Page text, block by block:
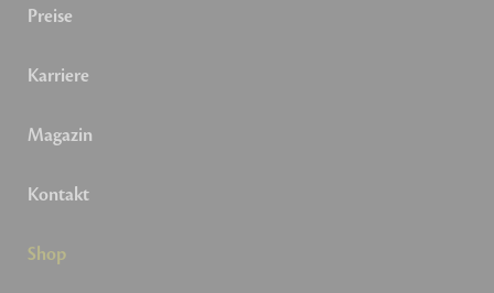
Preise
Karriere
Magazin
Kontakt
Shop